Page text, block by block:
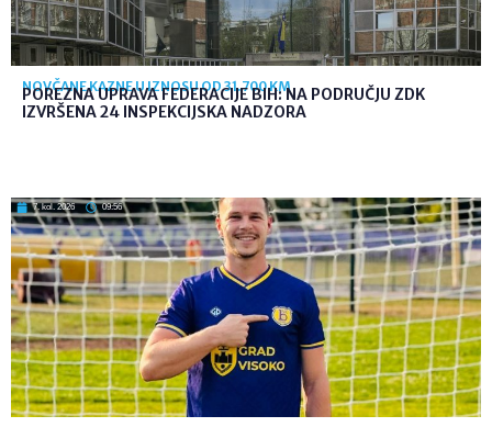
NOVČANE KAZNE U IZNOSU OD 31.700 KM
POREZNA UPRAVA FEDERACIJE BIH: NA PODRUČJU ZDK
IZVRŠENA 24 INSPEKCIJSKA NADZORA
7. kol. 2026 09:56